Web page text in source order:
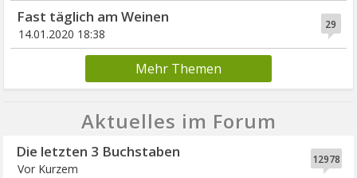
29
Fast täglich am Weinen
14.01.2020 18:38
Mehr Themen
Aktuelles im Forum
12978
Die letzten 3 Buchstaben
Vor Kurzem